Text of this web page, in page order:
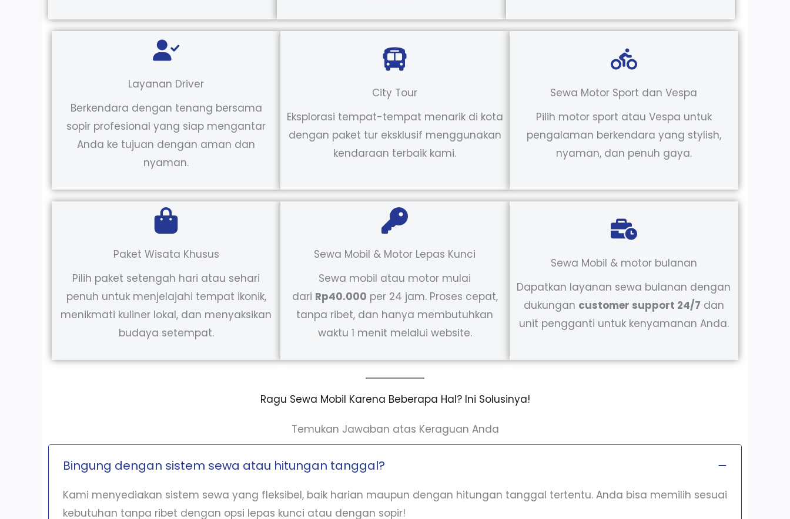
Layanan Driver
Berkendara dengan tenang bersama
sopir profesional yang siap mengantar
Anda ke tujuan dengan aman dan
nyaman.
City Tour
Eksplorasi tempat-tempat menarik di kota
dengan paket tur eksklusif menggunakan
kendaraan terbaik kami.
Sewa Motor Sport dan Vespa
Pilih motor sport atau Vespa untuk
pengalaman berkendara yang stylish,
nyaman, dan penuh gaya.
Paket Wisata Khusus
Pilih paket setengah hari atau sehari
penuh untuk menjelajahi tempat ikonik,
menikmati kuliner lokal, dan menyaksikan
budaya setempat.
Sewa Mobil & Motor Lepas Kunci
Sewa mobil atau motor mulai
dari Rp40.000 per 24 jam. Proses cepat,
tanpa ribet, dan hanya membutuhkan
waktu 1 menit melalui website.
Sewa Mobil & motor bulanan
Dapatkan layanan sewa bulanan dengan
dukungan customer support 24/7 dan
unit pengganti untuk kenyamanan Anda.
Ragu Sewa Mobil Karena Beberapa Hal? Ini Solusinya!
Temukan Jawaban atas Keraguan Anda
Bingung dengan sistem sewa atau hitungan tanggal?
Kami menyediakan sistem sewa yang fleksibel, baik harian maupun dengan hitungan tanggal tertentu. Anda bisa memilih sesuai
kebutuhan tanpa ribet dengan opsi lepas kunci atau dengan sopir!